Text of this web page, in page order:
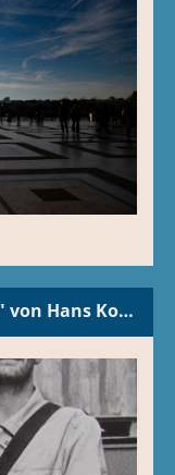
Fotobildband "Alles auf Schiene" von Hans Kohler